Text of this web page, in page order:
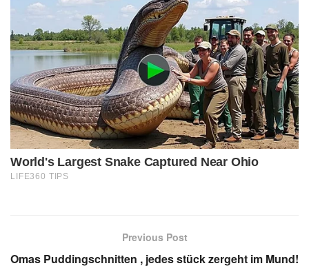
Previous Post
Omas Puddingschnitten , jedes stück zergeht im Mund!